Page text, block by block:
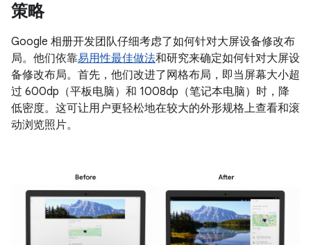
策略
Google 相册开发团队仔细考虑了如何针对大屏设备修改布
局。他们依靠易用性最佳做法和研究来确定如何针对大屏设
备修改布局。首先，他们改进了网格布局，即当屏幕大小超
过 600dp（平板电脑）和 1008dp（笔记本电脑）时，降
低密度。这可让用户更轻松地在较大的外形规格上查看和滚
动浏览照片。